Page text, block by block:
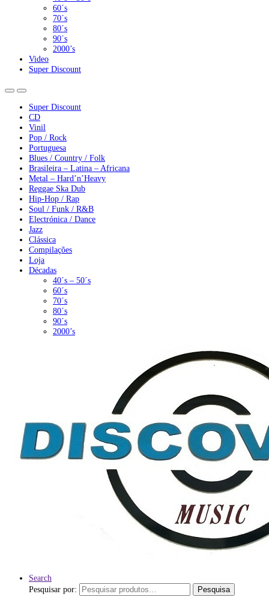
60´s
70´s
80´s
90´s
2000’s
Video
Super Discount
Super Discount
CD
Vinil
Pop / Rock
Portuguesa
Blues / Country / Folk
Brasileira – Latina – Africana
Metal – Hard’n’Heavy
Reggae Ska Dub
Hip-Hop / Rap
Soul / Funk / R&B
Electrónica / Dance
Jazz
Clássica
Compilações
Loja
Décadas
40´s – 50´s
60´s
70´s
80´s
90´s
2000’s
Search
Pesquisar por:
Pesquisa